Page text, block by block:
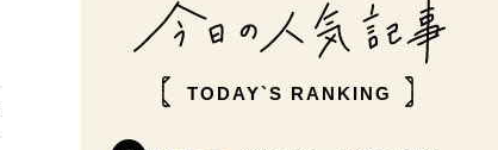
TODAY`S RANKING